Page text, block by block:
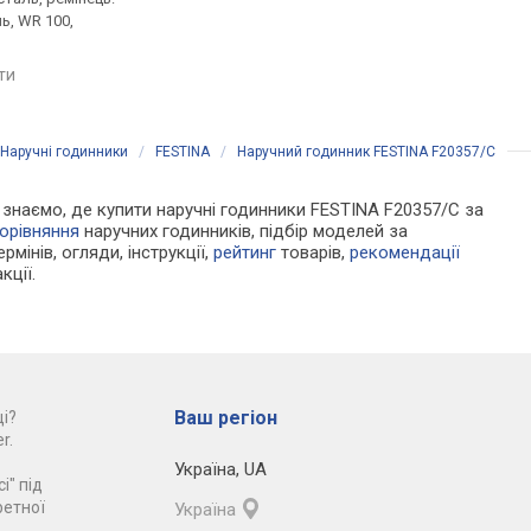
WR 100,
Наручні годинники / FESTINA/ Наручний годинник FESTINA F20357/C
де купити наручні годинники FESTINA F20357/C за
наручних годинників, підбір моделей за
огляди, інструкції,рейтинг товарів,рекомендації
під
Ваш регіон
Україна, UA
Україна